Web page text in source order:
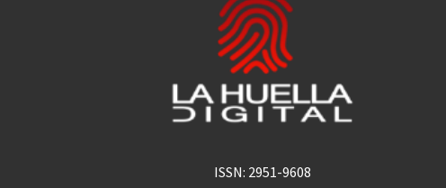
ISSN: 2951-9608